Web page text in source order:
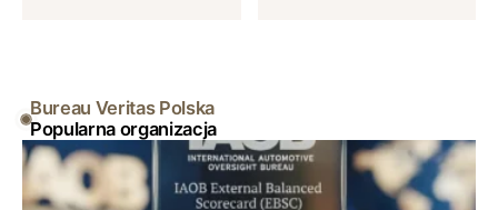
Popularna organizacja
Bureau Veritas Polska